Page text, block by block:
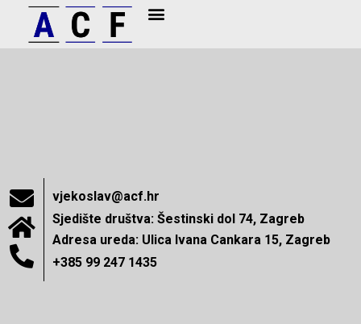
vjekoslav@acf.hr
Sjedište društva: Šestinski dol 74, Zagreb
Adresa ureda: Ulica Ivana Cankara 15, Zagreb
+385 99 247 1435